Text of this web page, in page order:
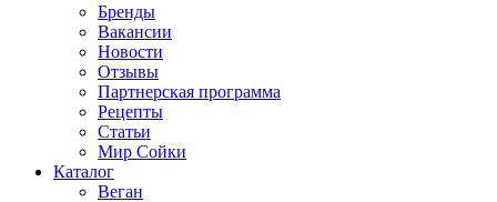
Бренды
Вакансии
Новости
Отзывы
Партнерская программа
Рецепты
Статьи
Мир Сойки
Каталог
Веган